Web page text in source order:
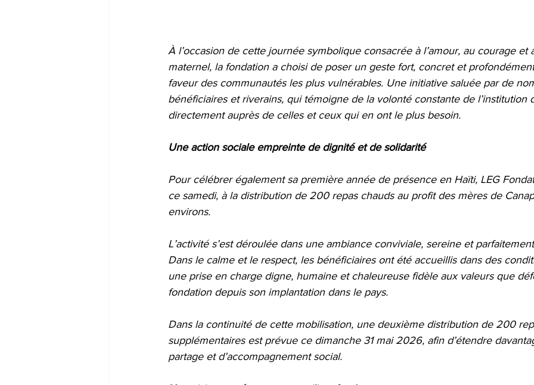
À l’occasion de cette journée symbolique consacrée à l’amour, au courage
maternel, la fondation a choisi de poser un geste fort, concret et
faveur des communautés les plus vulnérables. Une initiative saluée par de
bénéficiaires et riverains, qui témoigne de la volonté constante de l’institution
directement auprès de celles et ceux qui en ont le plus besoin.
Une action sociale empreinte de dignité et de solidarité
Pour célébrer également sa première année de présence en Haïti, LEG
ce samedi, à la distribution de 200 repas chauds au profit des mères de
environs.
L’activité s’est déroulée dans une ambiance conviviale, sereine et
Dans le calme et le respect, les bénéficiaires ont été accueillis dans des
une prise en charge digne, humaine et chaleureuse fidèle aux valeurs que
fondation depuis son implantation dans le pays.
Dans la continuité de cette mobilisation, une deuxième distribution de 200
supplémentaires est prévue ce dimanche 31 mai 2026, afin d’étendre
partage et d’accompagnement social.